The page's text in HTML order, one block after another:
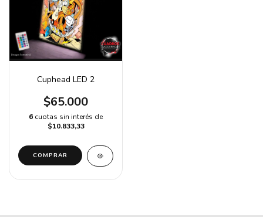
Cuphead LED 2
$65.000
6 cuotas sin interés de
$10.833,33
COMPRAR